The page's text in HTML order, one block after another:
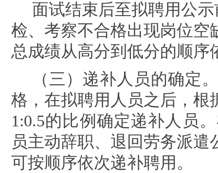
面试结束后至拟聘用公
检、考察不合格出现岗位空
总成绩从高分到低分的顺序
（三）递补人员的确定
格，在拟聘用人员之后，根
1:0.5的比例确定递补人员
员主动辞职、退回劳务派
可按顺序依次递补聘用。